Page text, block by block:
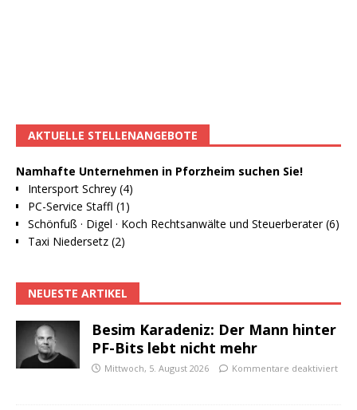
AKTUELLE STELLENANGEBOTE
Namhafte Unternehmen in Pforzheim suchen Sie!
Intersport Schrey (4)
PC-Service Staffl (1)
Schönfuß · Digel · Koch Rechtsanwälte und Steuerberater (6)
Taxi Niedersetz (2)
NEUESTE ARTIKEL
Besim Karadeniz: Der Mann hinter
PF-Bits lebt nicht mehr
Mittwoch, 5. August 2026 Kommentare deaktiviert